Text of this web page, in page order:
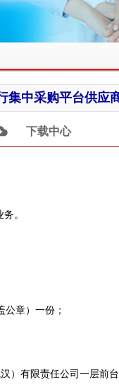
。
章）一份；
）有限责任公司一层前台
下载中心